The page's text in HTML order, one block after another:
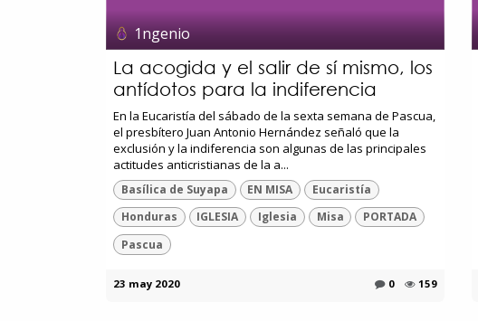
1ngenio
La acogida y el salir de sí mismo, los
antídotos para la indiferencia
En la Eucaristía del sábado de la sexta semana de Pascua,
el presbítero Juan Antonio Hernández señaló que la
exclusión y la indiferencia son algunas de las principales
actitudes anticristianas de la a...
Basílica de Suyapa EN MISA
Eucaristía
Honduras
IGLESIA Iglesia Misa
PORTADA
Pascua
23 may 2020 0 159